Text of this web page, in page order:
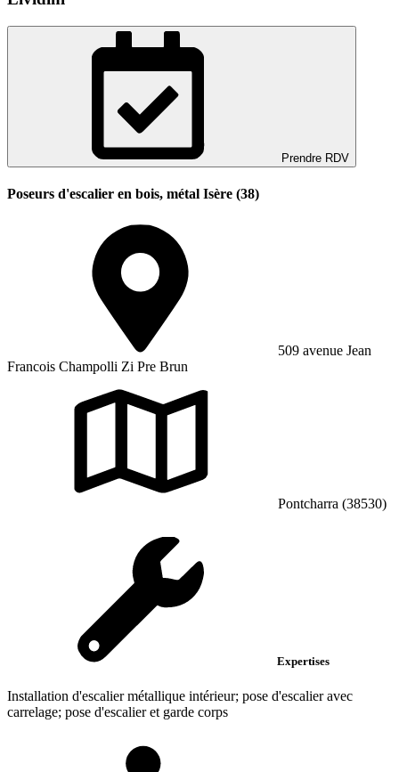
Prendre RDV
Poseurs d'escalier en bois, métal Isère (38)
509 avenue Jean
Francois Champolli Zi Pre Brun
Pontcharra (38530)
Expertises
Installation d'escalier métallique intérieur; pose d'escalier avec
carrelage; pose d'escalier et garde corps